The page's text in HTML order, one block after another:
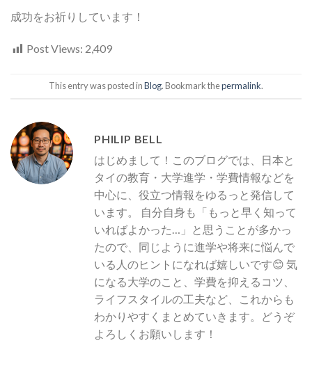
成功をお祈りしています！
Post Views: 2,409
This entry was posted inBlog. Bookmark thepermalink.
PHILIP BELL
はじめまして！このブログでは、日本と
タイの教育・大学進学・学費情報などを
中心に、役立つ情報をゆるっと発信して
います。 自分自身も「もっと早く知って
いればよかった…」と思うことが多かっ
たので、同じように進学や将来に悩んで
いる人のヒントになれば嬉しいです😊 気
になる大学のこと、学費を抑えるコツ、
ライフスタイルの工夫など、これからも
わかりやすくまとめていきます。どうぞ
よろしくお願いします！